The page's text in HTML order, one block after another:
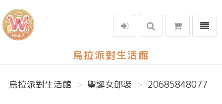
烏拉派對生活館
選單
烏拉派對生活館 聖誕女郎裝 20685848077